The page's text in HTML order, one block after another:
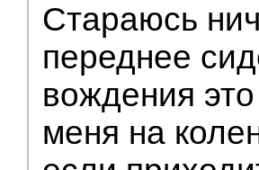
Стараюсь
переднее
вождения
меня на